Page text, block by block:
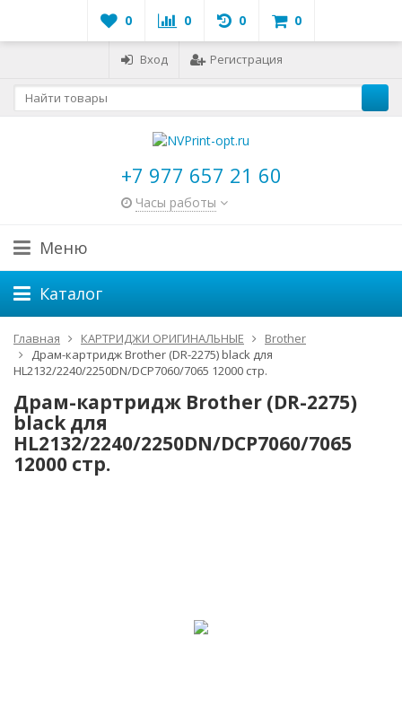
0 0 0 0
Вход Регистрация
+7 977 657 21 60
Часы работы
Меню
Каталог
Главная КАРТРИДЖИ ОРИГИНАЛЬНЫЕ
Brother
Драм-картридж Brother (DR-2275) black для
HL2132/2240/2250DN/DCP7060/7065 12000 стр.
Драм-картридж Brother (DR-2275)
black для
HL2132/2240/2250DN/DCP7060/7065
12000 стр.